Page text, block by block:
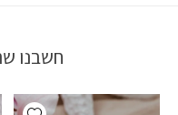
חשבנו